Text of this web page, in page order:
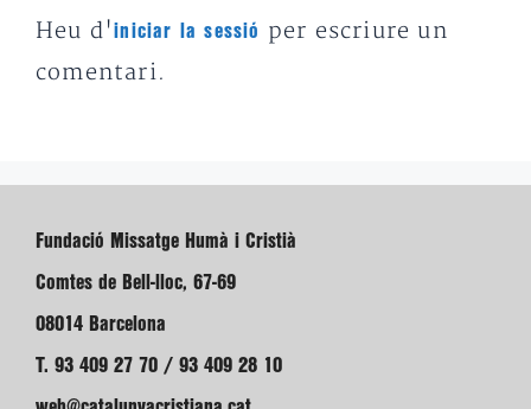
Heu d'iniciar la sessió
per escriure un
comentari.
Fundació Missatge Humà i Cristià
Comtes de Bell-lloc, 67-69
08014 Barcelona
T. 93 409 27 70 / 93 409 28 10